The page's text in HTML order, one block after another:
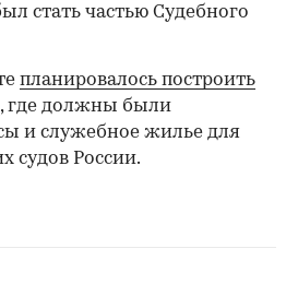
стать частью Судебного
планировалось построить
, где должны были
и служебное жилье для
судов России.